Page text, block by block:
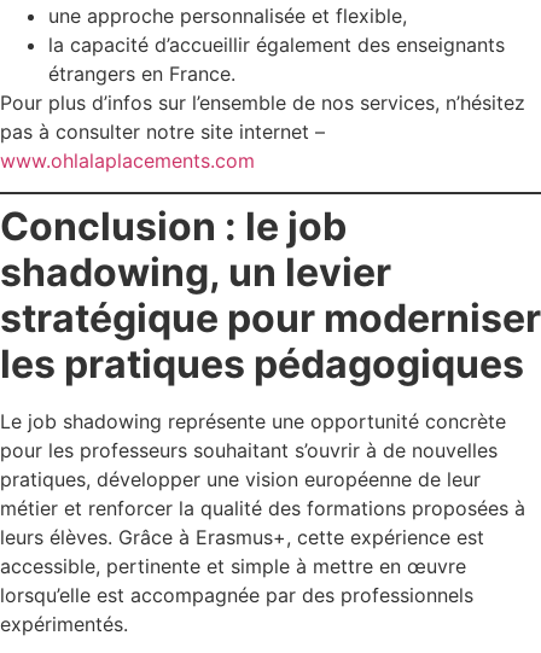
une approche personnalisée et flexible,
la capacité d’accueillir également des enseignants
étrangers en France.
Pour plus d’infos sur l’ensemble de nos services, n’hésitez
pas à consulter notre site internet –
www.ohlalaplacements.com
Conclusion : le job
shadowing, un levier
stratégique pour moderniser
les pratiques pédagogiques
Le job shadowing représente une opportunité concrète
pour les professeurs souhaitant s’ouvrir à de nouvelles
pratiques, développer une vision européenne de leur
métier et renforcer la qualité des formations proposées à
leurs élèves. Grâce à Erasmus+, cette expérience est
accessible, pertinente et simple à mettre en œuvre
lorsqu’elle est accompagnée par des professionnels
expérimentés.